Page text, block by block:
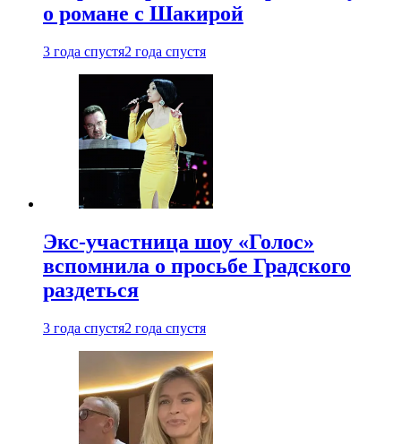
о романе с Шакирой
3 года спустя2 года спустя
Экс-участница шоу «Голос»
вспомнила о просьбе Градского
раздеться
3 года спустя2 года спустя